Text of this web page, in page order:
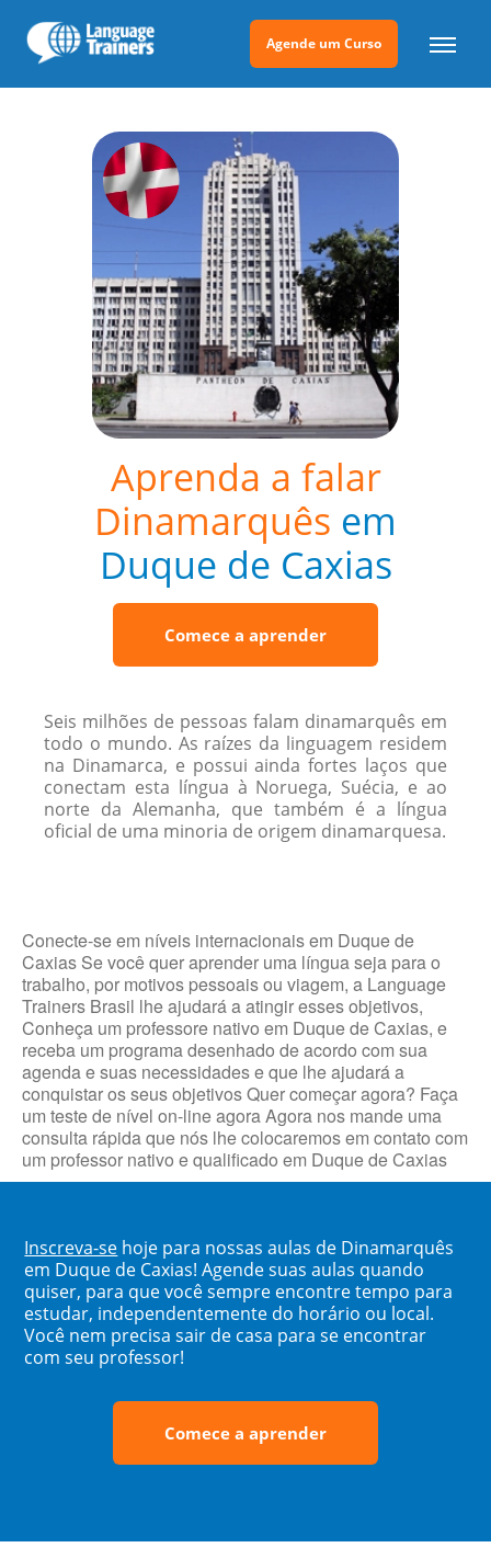
Agende um Curso
Aprenda a falar
Dinamarquês em
Duque de Caxias
Comece a aprender
Seis milhões de pessoas falam dinamarquês em
todo o mundo. As raízes da linguagem residem
na Dinamarca, e possui ainda fortes laços que
conectam esta língua à Noruega, Suécia, e ao
norte da Alemanha, que também é a língua
oficial de uma minoria de origem dinamarquesa.
Conecte-se em níveis internacionais em Duque de
Caxias Se você quer aprender uma língua seja para o
trabalho, por motivos pessoais ou viagem, a Language
Trainers Brasil lhe ajudará a atingir esses objetivos,
Conheça um professore nativo em Duque de Caxias, e
receba um programa desenhado de acordo com sua
agenda e suas necessidades e que lhe ajudará a
conquistar os seus objetivos Quer começar agora? Faça
um teste de nível on-line agora Agora nos mande uma
consulta rápida que nós lhe colocaremos em contato com
um professor nativo e qualificado em Duque de Caxias
Inscreva-se hoje para nossas aulas de Dinamarquês
em Duque de Caxias! Agende suas aulas quando
quiser, para que você sempre encontre tempo para
estudar, independentemente do horário ou local.
Você nem precisa sair de casa para se encontrar
com seu professor!
Comece a aprender